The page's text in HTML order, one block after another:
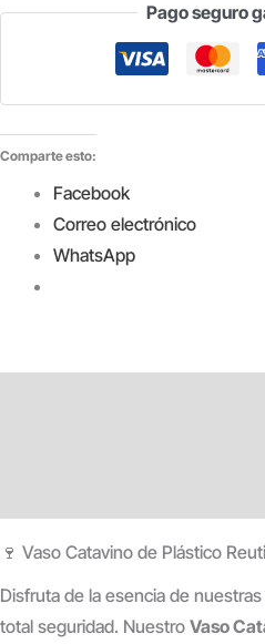
B/13
Pago seguro
Comparte esto:
Facebook
Correo electrónico
WhatsApp
🍷 Vaso Catavino de Plástico
Disfruta de la esencia de
total seguridad. Nuestro Vaso